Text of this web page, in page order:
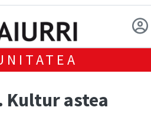
Kultur astea